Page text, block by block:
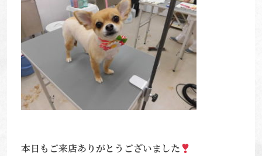
本日もご来店ありがとうございました